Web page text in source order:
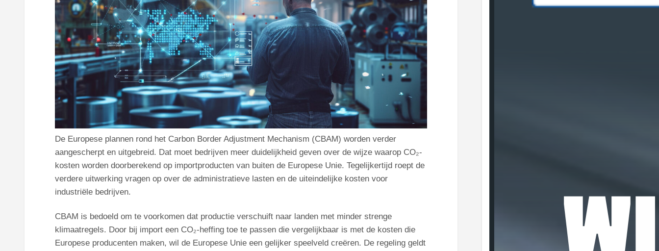
De Europese plannen rond het Carbon Border Adjustment Mechanism (CBAM) worden verder
aangescherpt en uitgebreid. Dat moet bedrijven meer duidelijkheid geven over de wijze waarop CO₂-
kosten worden doorberekend op importproducten van buiten de Europese Unie. Tegelijkertijd roept de
verdere uitwerking vragen op over de administratieve lasten en de uiteindelijke kosten voor
industriële bedrijven.
CBAM is bedoeld om te voorkomen dat productie verschuift naar landen met minder strenge
klimaatregels. Door bij import een CO₂-heffing toe te passen die vergelijkbaar is met de kosten die
Europese producenten maken, wil de Europese Unie een gelijker speelveld creëren. De regeling geldt